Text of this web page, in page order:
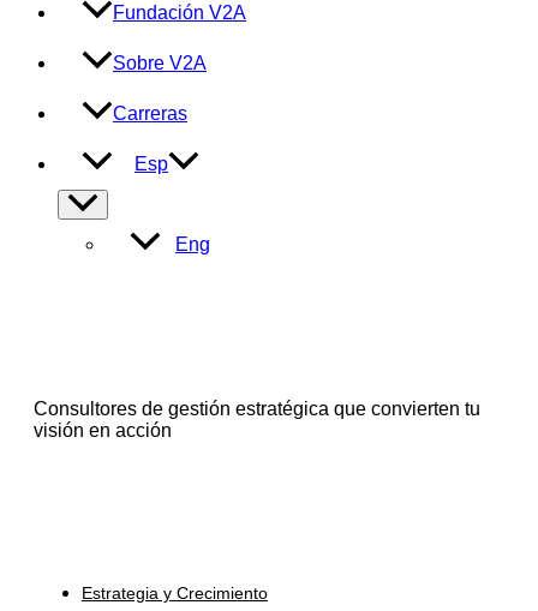
Fundación V2A
Sobre V2A
Carreras
Esp
Alternar
menú
Eng
Consultores de gestión estratégica que convierten tu
visión en acción
Estrategia y Crecimiento